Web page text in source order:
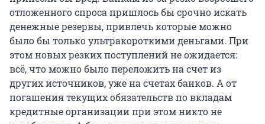
отложенного спроса пришлось бы срочно искать
денежные резервы, привлечь которые можно
было бы только ультракороткими деньгами. При
этом новых резких поступлений не ожидается:
всё, что можно было переложить на счет из
других источников, уже на счетах банков. А от
погашения текущих обязательств по вкладам
кредитные организации при этом никто не